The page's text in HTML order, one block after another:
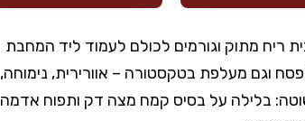
מתוק וגורמים לכולם לעמוד ליד המחבת
וגם מעלפת בטקסטורה – אוורירית, נימוחה,
בלילה על בסיס קמח מצה דק ותפוח אדמה